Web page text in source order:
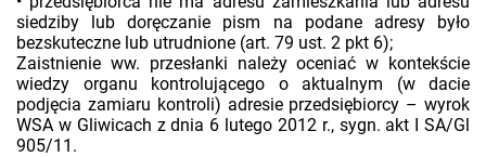
siedziby lub doręczanie pism na podane adresy było
bezskuteczne lub utrudnione (art. 79 ust. 2 pkt 6);
Zaistnienie ww. przesłanki należy oceniać w kontekście
wiedzy organu kontrolującego o aktualnym (w dacie
podjęcia zamiaru kontroli) adresie przedsiębiorcy – wyrok
WSA w Gliwicach z dnia 6 lutego 2012 r., sygn. akt I SA/Gl
905/11.